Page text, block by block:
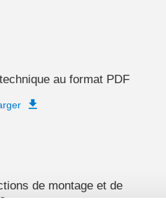
au format PDF
de montage et de